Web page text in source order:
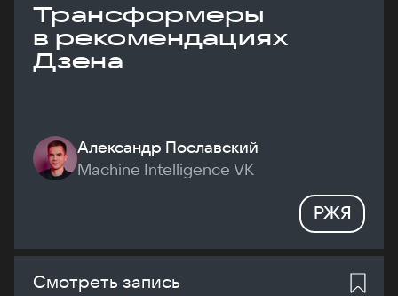
Трансформеры
в рекомендациях
Дзена
Александр Пославский
Machine Intelligence VK
РЖЯ
Смотреть запись